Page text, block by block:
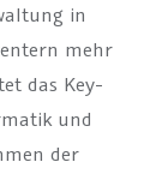
in
mehr
das Key-
und
der